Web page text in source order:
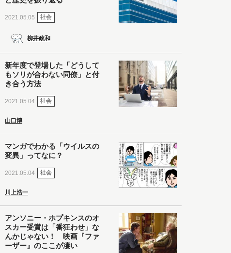
2021.05.05 社会
柳井政和
新年度で登場した「どうして
もソリが合わない同僚」と付
き合う方法
2021.05.04 社会
山口博
マンガでわかる「ウイルスの
変異」ってなに？
2021.05.04 社会
川上浩一
アンソニー・ホプキンスのオ
スカー受賞は「番狂わせ」な
んかじゃない！ 映画『ファ
ーザー』のここが凄い